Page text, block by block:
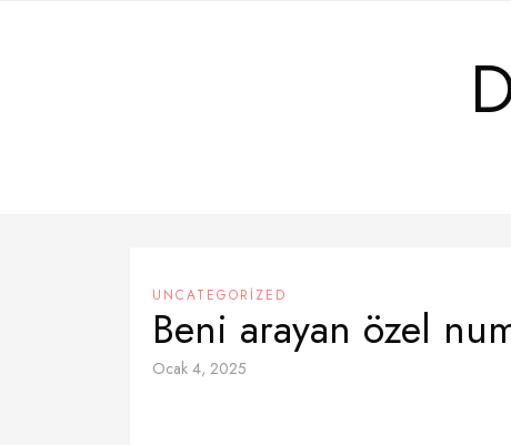
UNCATEGORIZED
Beni arayan özel
Ocak 4, 2025